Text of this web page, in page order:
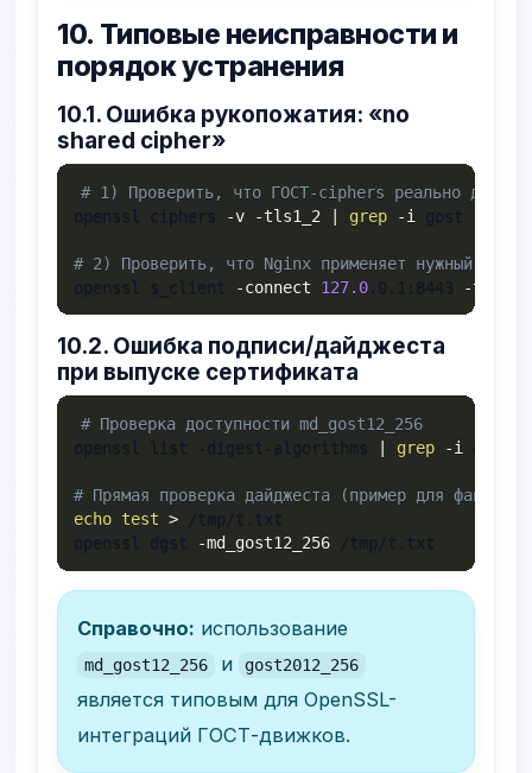
10. Типовые неисправности и
порядок устранения
10.1. Ошибка рукопожатия: «no
shared cipher»
# 1) Проверить, что ГОСТ-ciphers реально
-v -tls1_2 grep -i
# 2) Проверить, что Nginx применяет нужный
-connect 127.0 -tls1_2
10.2. Ошибка подписи/дайджеста
при выпуске сертификата
# Проверка доступности md_gost12_256
grep -i
# Прямая проверка дайджеста (пример для файла)
echo test >
-md_gost12_256
Справочно: использование
md_gost12_256 и gost2012_256
является типовым для OpenSSL-
интеграций ГОСТ-движков.